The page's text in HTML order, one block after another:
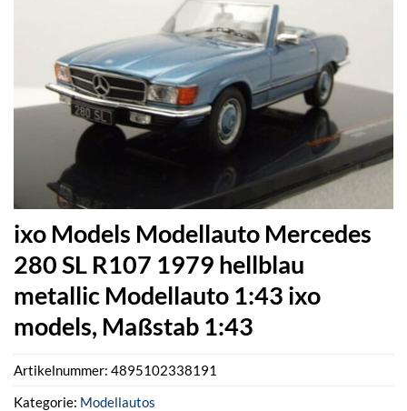
ixo Models Modellauto Mercedes
280 SL R107 1979 hellblau
metallic Modellauto 1:43 ixo
models, Maßstab 1:43
Artikelnummer: 4895102338191
Kategorie: Modellautos